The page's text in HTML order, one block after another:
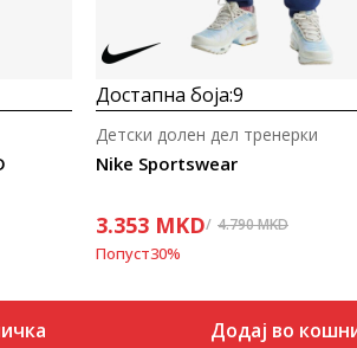
Достапна боја:9
Nike Sportswear
Детски долен дел тренерки
3.353 MKD 4.790MKD
Попуст30%
Додај во